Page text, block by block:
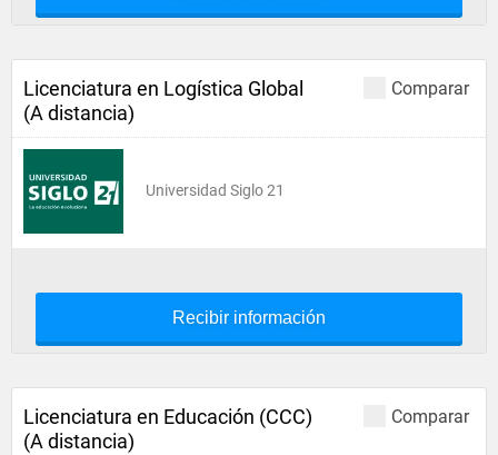
Comparar
Licenciatura en Logística Global
(A distancia)
Universidad Siglo 21
Recibir información
Comparar
Licenciatura en Educación (CCC)
(A distancia)